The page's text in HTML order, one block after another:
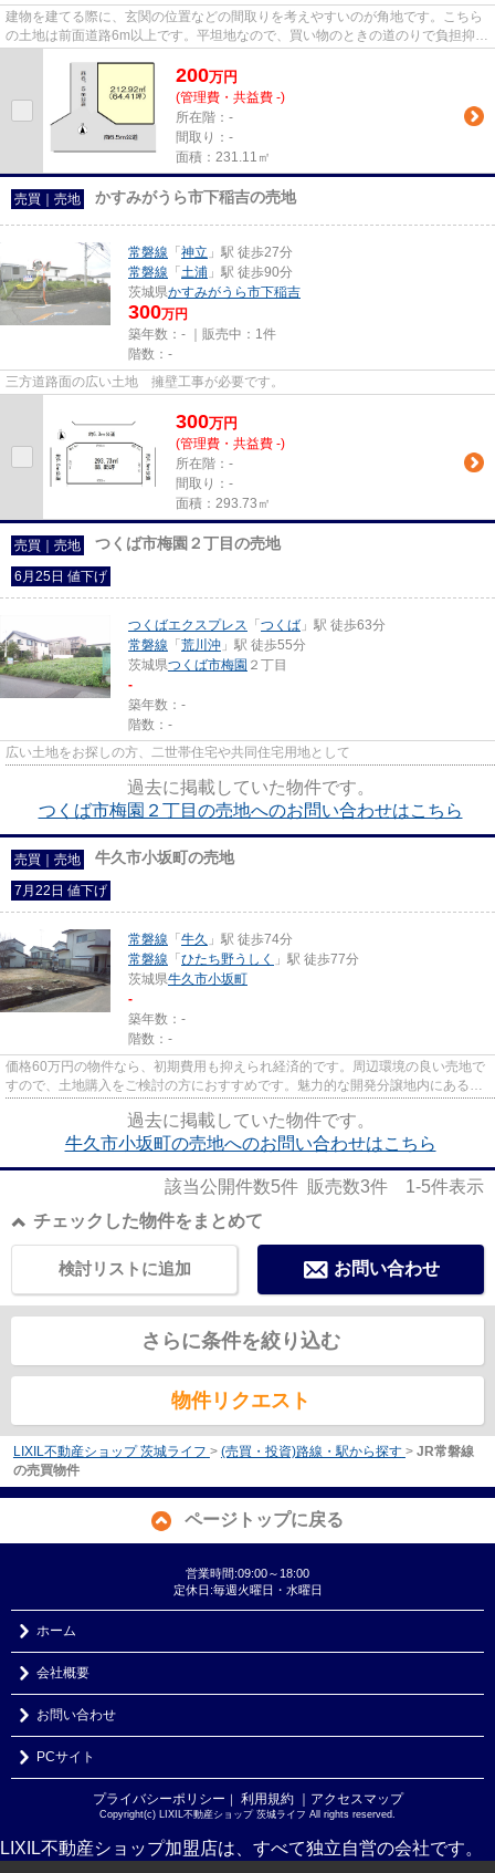
建物を建てる際に、玄関の位置などの間取りを考えやすいのが角地です。こちら
の土地は前面道路6m以上です。平坦地なので、買い物のときの道のりで負担抑え
200万円
(管理費・共益費 -)
所在階：-
間取り：-
面積：231.11㎡
売買｜売地 かすみがうら市下稲吉の売地
常磐線 「 神立 」駅 徒歩27分
常磐線 「 土浦 」駅 徒歩90分
茨城県かすみがうら市下稲吉
300万円
築年数：- ｜販売中： 1件
階数：-
三方道路面の広い土地 擁壁工事が必要です。
300万円
(管理費・共益費 -)
所在階：-
間取り：-
面積：293.73㎡
売買｜売地 つくば市梅園２丁目の売地
6月25日 値下げ
つくばエクスプレス 「 つくば 」駅 徒歩63分
常磐線 「 荒川沖 」駅 徒歩55分
茨城県つくば市梅園 ２丁目
-
築年数：-
階数：-
広い土地をお探しの方、二世帯住宅や共同住宅用地として
過去に掲載していた物件です。
つくば市梅園２丁目の売地へのお問い合わせはこちら
売買｜売地 牛久市小坂町の売地
7月22日 値下げ
常磐線 「 牛久 」駅 徒歩74分
常磐線 「 ひたち野うしく 」駅 徒歩77分
茨城県牛久市小坂町
-
築年数：-
階数：-
価格60万円の物件なら、初期費用も抑えられ経済的です。周辺環境の良い売地で
すので、土地購入をご検討の方におすすめです。魅力的な開発分譲地内にある売
過去に掲載していた物件です。
牛久市小坂町の売地へのお問い合わせはこちら
該当公開件数5件 販売数3件 1-5件表示
チェックした物件をまとめて
お問い合わせ
検討リストに追加
さらに条件を絞り込む
物件リクエスト
LIXIL不動産ショップ 茨城ライフ > (売買・投資)路線・駅から探す > JR常磐線
の売買物件
ページトップに戻る
営業時間:09:00～18:00
定休日:毎週火曜日・水曜日
ホーム
会社概要
お問い合わせ
PCサイト
プライバシーポリシー ｜ 利用規約 ｜アクセスマップ
Copyright(c) LIXIL不動産ショップ 茨城ライフ All rights reserved.
LIXIL不動産ショップ加盟店は、すべて独立自営の会社です。